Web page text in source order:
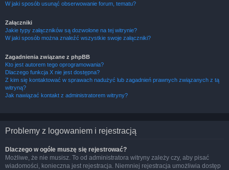
W jaki sposób usunąć obserwowanie forum, tematu?
Załączniki
Jakie typy załączników są dozwolone na tej witrynie?
W jaki sposób można znaleźć wszystkie swoje załączniki?
Zagadnienia związane z phpBB
Kto jest autorem tego oprogramowania?
Dlaczego funkcja X nie jest dostępna?
Z kim się kontaktować w sprawach nadużyć lub zagadnień prawnych związanych z tą
witryną?
Jak nawiązać kontakt z administratorem witryny?
Problemy z logowaniem i rejestracją
Dlaczego w ogóle muszę się rejestrować?
Możliwe, że nie musisz. To od administratora witryny zależy czy, aby pisać
wiadomości, konieczna jest rejestracja. Niemniej rejestracja umożliwia dostęp